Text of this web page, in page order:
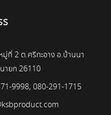
ที่ 2 ต.ศรีกะอาง อ.บ้านนา
ายก 26110
9998, 080-291-1715